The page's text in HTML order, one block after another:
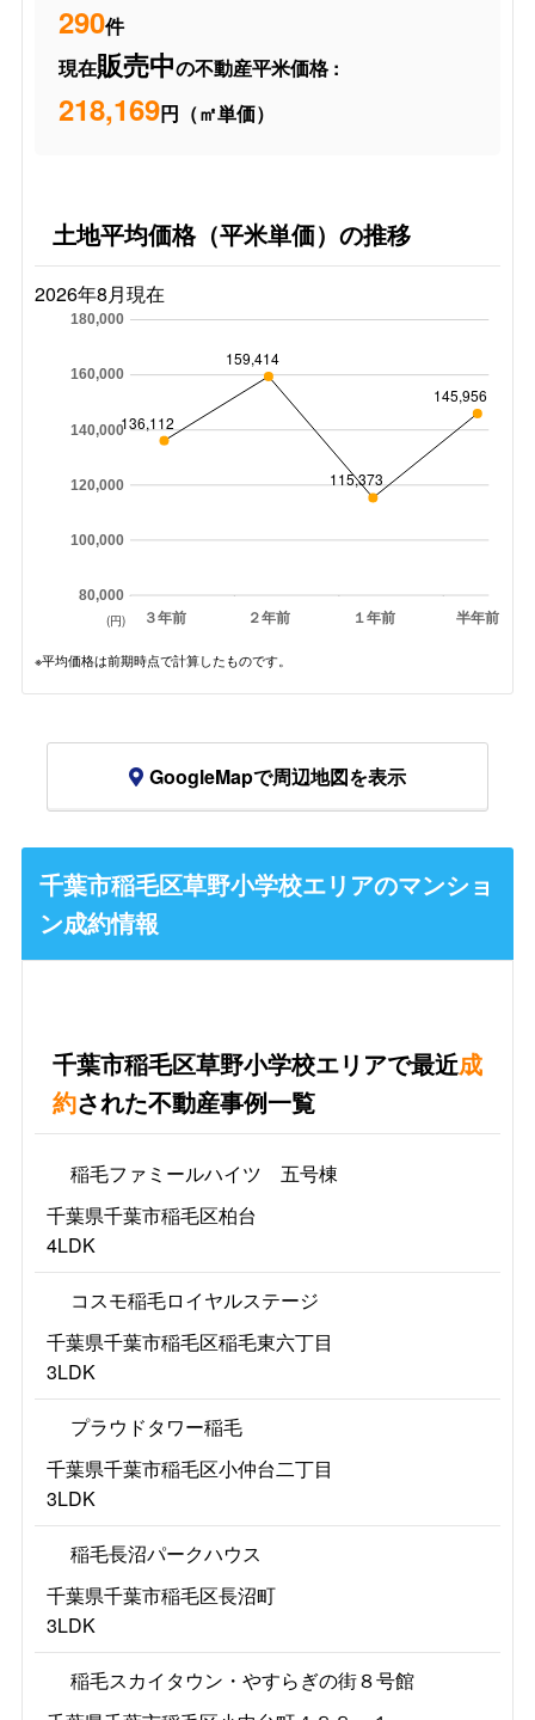
290件
現在販売中の不動産平米価格 :
218,169円（㎡単価）
土地平均価格（平米単価）の推移
2026年8月現在
３年前 ２年前 １年前 半年前
80,000
100,000
120,000
140,000
160,000
180,000
136,112
159,414
115,373
145,956
(円)
※平均価格は前期時点で計算したものです。
GoogleMapで周辺地図を表示
千葉市稲毛区草野小学校エリアのマンショ
ン成約情報
千葉市稲毛区草野小学校エリアで最近成
約された不動産事例一覧
稲毛ファミールハイツ 五号棟
千葉県千葉市稲毛区柏台
4LDK
コスモ稲毛ロイヤルステージ
千葉県千葉市稲毛区稲毛東六丁目
3LDK
プラウドタワー稲毛
千葉県千葉市稲毛区小仲台二丁目
3LDK
稲毛長沼パークハウス
千葉県千葉市稲毛区長沼町
3LDK
稲毛スカイタウン・やすらぎの街８号館